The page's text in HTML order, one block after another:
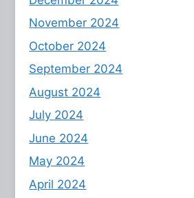
November 2024
October 2024
September 2024
August 2024
July 2024
June 2024
May 2024
April 2024